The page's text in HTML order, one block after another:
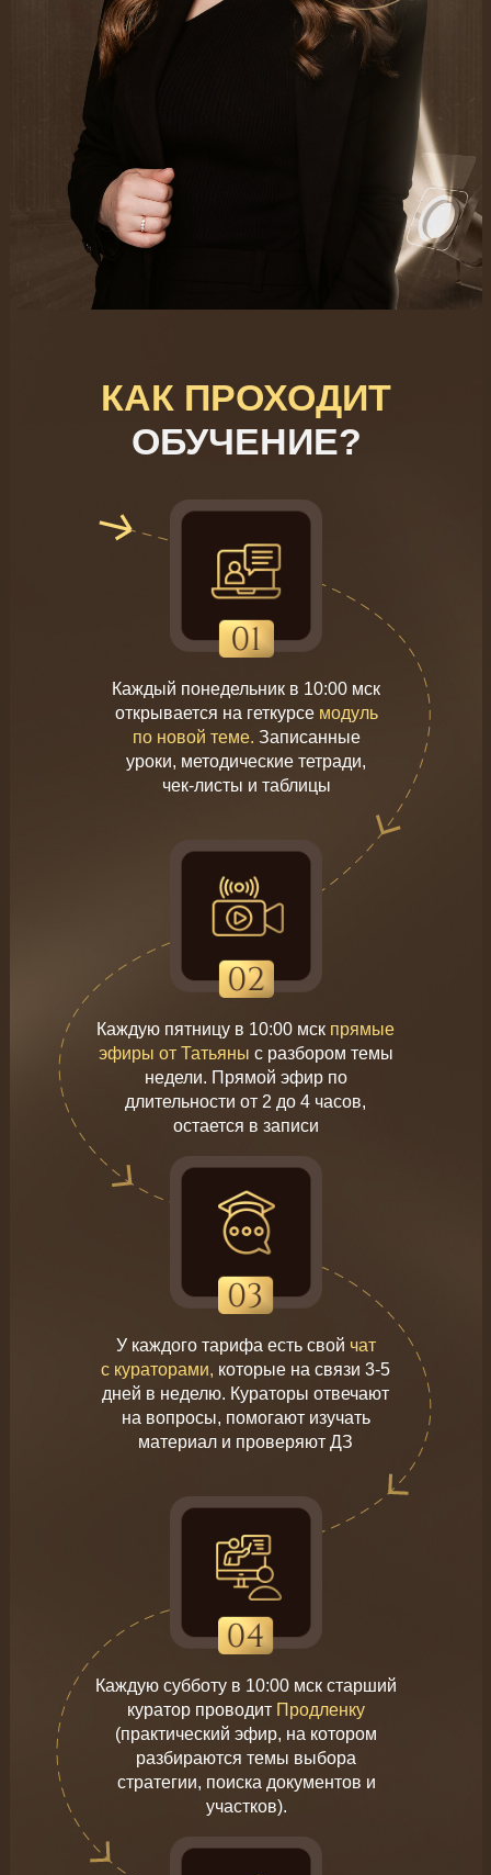
КАК ПРОХОДИТ
ОБУЧЕНИЕ?
Каждый понедельник в 10:00 мск
открывается на геткурсе модуль
по новой теме. Записанные
уроки, методические тетради,
чек-листы и таблицы
Каждую пятницу в 10:00 мск прямые
эфиры от Татьяны с разбором темы
недели. Прямой эфир по
длительности от 2 до 4 часов,
остается в записи
У каждого тарифа есть свой чат
с кураторами, которые на связи 3-5
дней в неделю. Кураторы отвечают
на вопросы, помогают изучать
материал и проверяют ДЗ
Каждую субботу в 10:00 мск старший
куратор проводит Продленку
(практический эфир, на котором
разбираются темы выбора
стратегии, поиска документов и
участков).